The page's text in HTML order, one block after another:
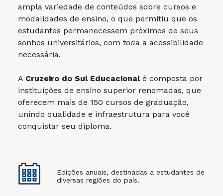
ampla variedade de conteúdos sobre cursos e
modalidades de ensino, o que permitiu que os
estudantes permanecessem próximos de seus
sonhos universitários, com toda a acessibilidade
necessária.
A Cruzeiro do Sul Educacionalé composta por
instituições de ensino superior renomadas, que
oferecem mais de 150 cursos de graduação,
unindo qualidade e infraestrutura para você
conquistar seu diploma.
Edições anuais, destinadas a estudantes de
diversas regiões do país.